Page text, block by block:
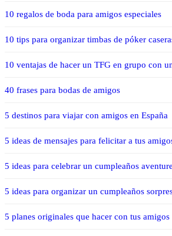
10 regalos de boda para amigos especiales
10 tips para organizar timbas de póker
10 ventajas de hacer un TFG en grupo con
40 frases para bodas de amigos
5 destinos para viajar con amigos en España
5 ideas de mensajes para felicitar a tus
5 ideas para celebrar un cumpleaños
5 ideas para organizar un cumpleaños
5 planes originales que hacer con tus amigos